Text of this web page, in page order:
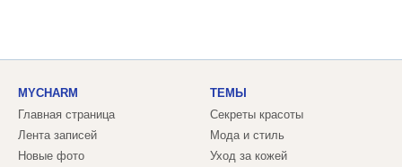
MYCHARM
Главная страница
Лента записей
Новые фото
ТЕМЫ
Секреты красоты
Мода и стиль
Уход за кожей